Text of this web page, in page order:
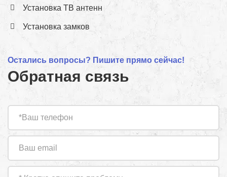
Установка ТВ антенн
Установка замков
Остались вопросы? Пишите прямо сейчас!
Обратная связь